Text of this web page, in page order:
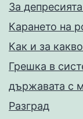
За
Карането на
Как и за
Грешка в
държавата с
Разград